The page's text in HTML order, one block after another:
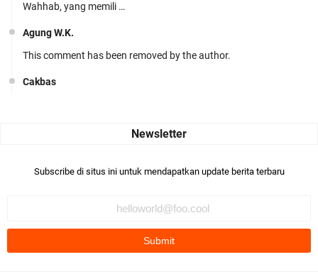
Wahhab, yang memili …
Agung W.K.
This comment has been removed by the author.
Cakbas
Bismillaah semoga pembuat artikel Alloh berikan pemahaman yg
Subscribe di situs ini untuk mendapatkan update berita terbaru